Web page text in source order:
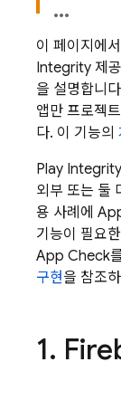
이 페이지에
Integrity 제
을 설명합니
앱만 프로젝
다. 이 기능의
Play
외부 또는 둘
용 사례에
기능이 필요
App Check
구현을 참조
1.